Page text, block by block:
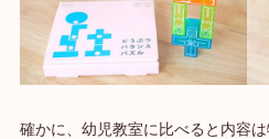
確かに、幼児教室に比べると内容